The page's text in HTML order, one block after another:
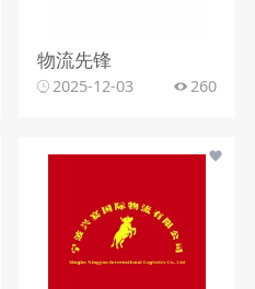
物流先锋
2025-12-03 260